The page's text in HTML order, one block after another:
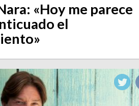
«Hoy me parece
el